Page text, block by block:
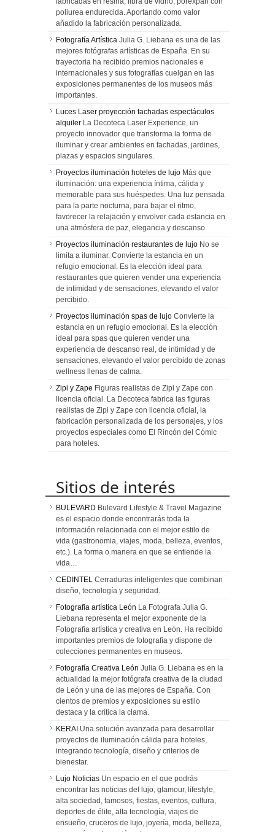
poliurea endurecida. Aportando como valor
añadido la fabricación personalizada.
Fotografía Artística Julia G. Liebana es una de las
mejores fotógrafas artísticas de España. En su
trayectoria ha recibido premios nacionales e
internacionales y sus fotografías cuelgan en las
exposiciones permanentes de los museos más
importantes.
Luces Laser proyección fachadas espectáculos
alquiler La Decoteca Laser Experience, un
proyecto innovador que transforma la forma de
iluminar y crear ambientes en fachadas, jardines,
plazas y espacios singulares.
Proyectos iluminación hoteles de lujo Más que
iluminación: una experiencia íntima, cálida y
memorable para sus huéspedes. Una luz pensada
para la parte nocturna, para bajar el ritmo,
favorecer la relajación y envolver cada estancia en
una atmósfera de paz, elegancia y descanso.
Proyectos iluminación restaurantes de lujo No se
limita a iluminar. Convierte la estancia en un
refugio emocional. Es la elección ideal para
restaurantes que quieren vender una experiencia
de intimidad y de sensaciones, elevando el valor
percibido.
Proyectos iluminación spas de lujo Convierte la
estancia en un refugio emocional. Es la elección
ideal para spas que quieren vender una
experiencia de descanso real, de intimidad y de
sensaciones, elevando el valor percibido de zonas
wellness llenas de calma.
Zipi y Zape Figuras realistas de Zipi y Zape con
licencia oficial. La Decoteca fabrica las figuras
realistas de Zipi y Zape con licencia oficial, la
fabricación personalizada de los personajes, y los
proyectos especiales como El Rincón del Cómic
para hoteles.
Sitios de interés
BULEVARD Bulevard Lifestyle & Travel Magazine
es el espacio donde encontrarás toda la
información relacionada con el mejor estilo de
vida (gastronomia, viajes, moda, belleza, eventos,
etc.). La forma o manera en que se entiende la
vida…
CEDINTEL Cerraduras inteligentes que combinan
diseño, tecnología y seguridad.
Fotografia artística León La Fotografa Julia G.
Liebana representa el mejor exponente de la
Fotografía artística y creativa en León. Ha recibido
importantes premios de fotografía y dispone de
colecciones permanentes en museos.
Fotografía Creativa León Julia G. Liebana es en la
actualidad la mejor fotógrafa creativa de la ciudad
de León y una de las mejores de España. Con
cientos de premios y exposiciones su estilo
destaca y la crítica la clama.
KERAI Una solución avanzada para desarrollar
proyectos de iluminación cálida para hoteles,
integrando tecnología, diseño y criterios de
bienestar.
Lujo Noticias Un espacio en el que podrás
encontrar las noticias del lujo, glamour, lifestyle,
alta sociedad, famosos, fiestas, eventos, cultura,
deportes de élite, alta tecnología, viajes de
ensueño, cruceros de lujo, joyería, moda, belleza,